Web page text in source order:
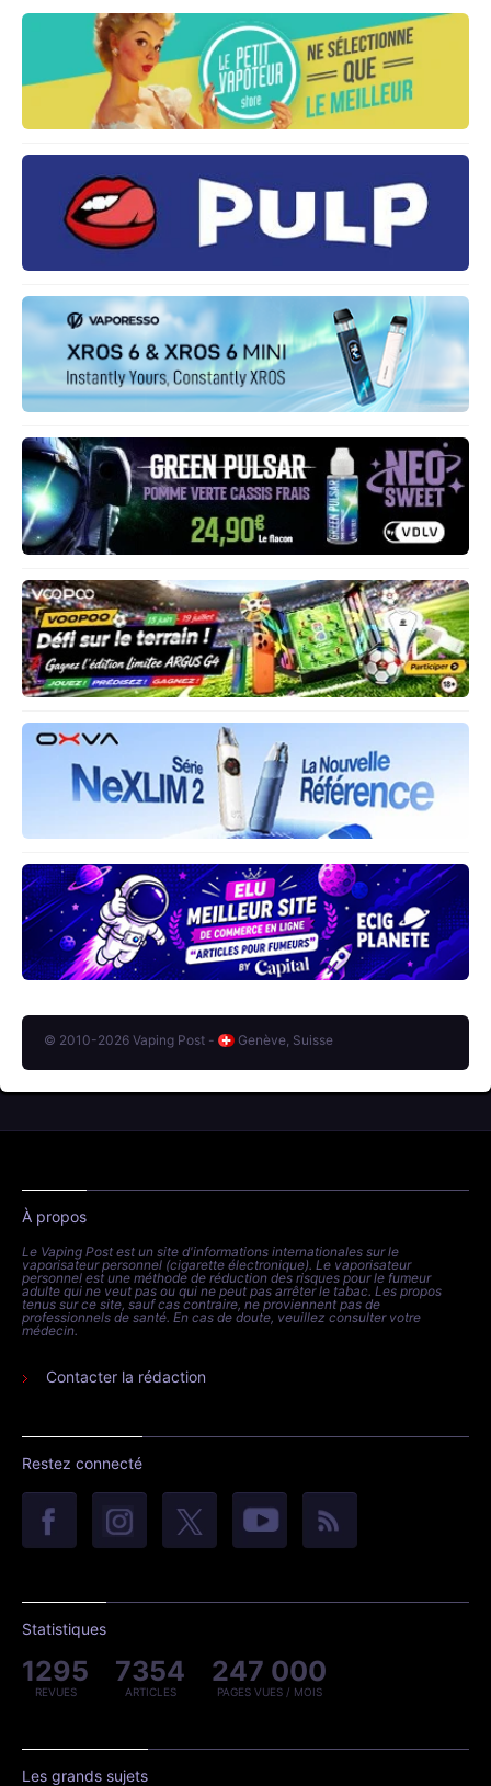
© 2010-2026 Vaping Post - Genève, Suisse
À propos
Le Vaping Post est un site d'informations internationales sur le
vaporisateur personnel (cigarette électronique). Le vaporisateur
personnel est une méthode de réduction des risques pour le fumeur
adulte qui ne veut pas ou qui ne peut pas arrêter le tabac. Les propos
tenus sur ce site, sauf cas contraire, ne proviennent pas de
professionnels de santé. En cas de doute, veuillez consulter votre
médecin.
Contacter la rédaction
Restez connecté
Statistiques
1295
REVUES
7354
ARTICLES
247 000
PAGES VUES / MOIS
Les grands sujets